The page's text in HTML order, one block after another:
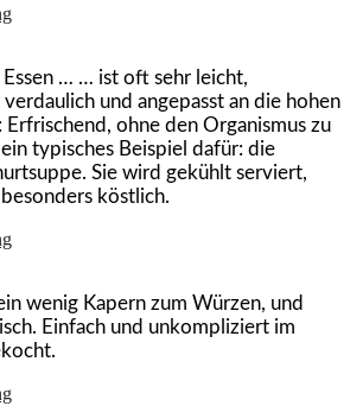
… … ist oft sehr leicht,
und angepasst an die hohen
Erfrischend, ohne den Organismus zu
typisches Beispiel dafür: die
Sie wird gekühlt serviert,
köstlich.
wenig Kapern zum Würzen, und
Einfach und unkompliziert im